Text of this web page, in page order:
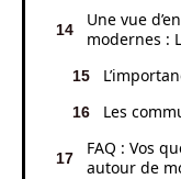
Une vue
modernes :
Les
FAQ : Vos
autour de